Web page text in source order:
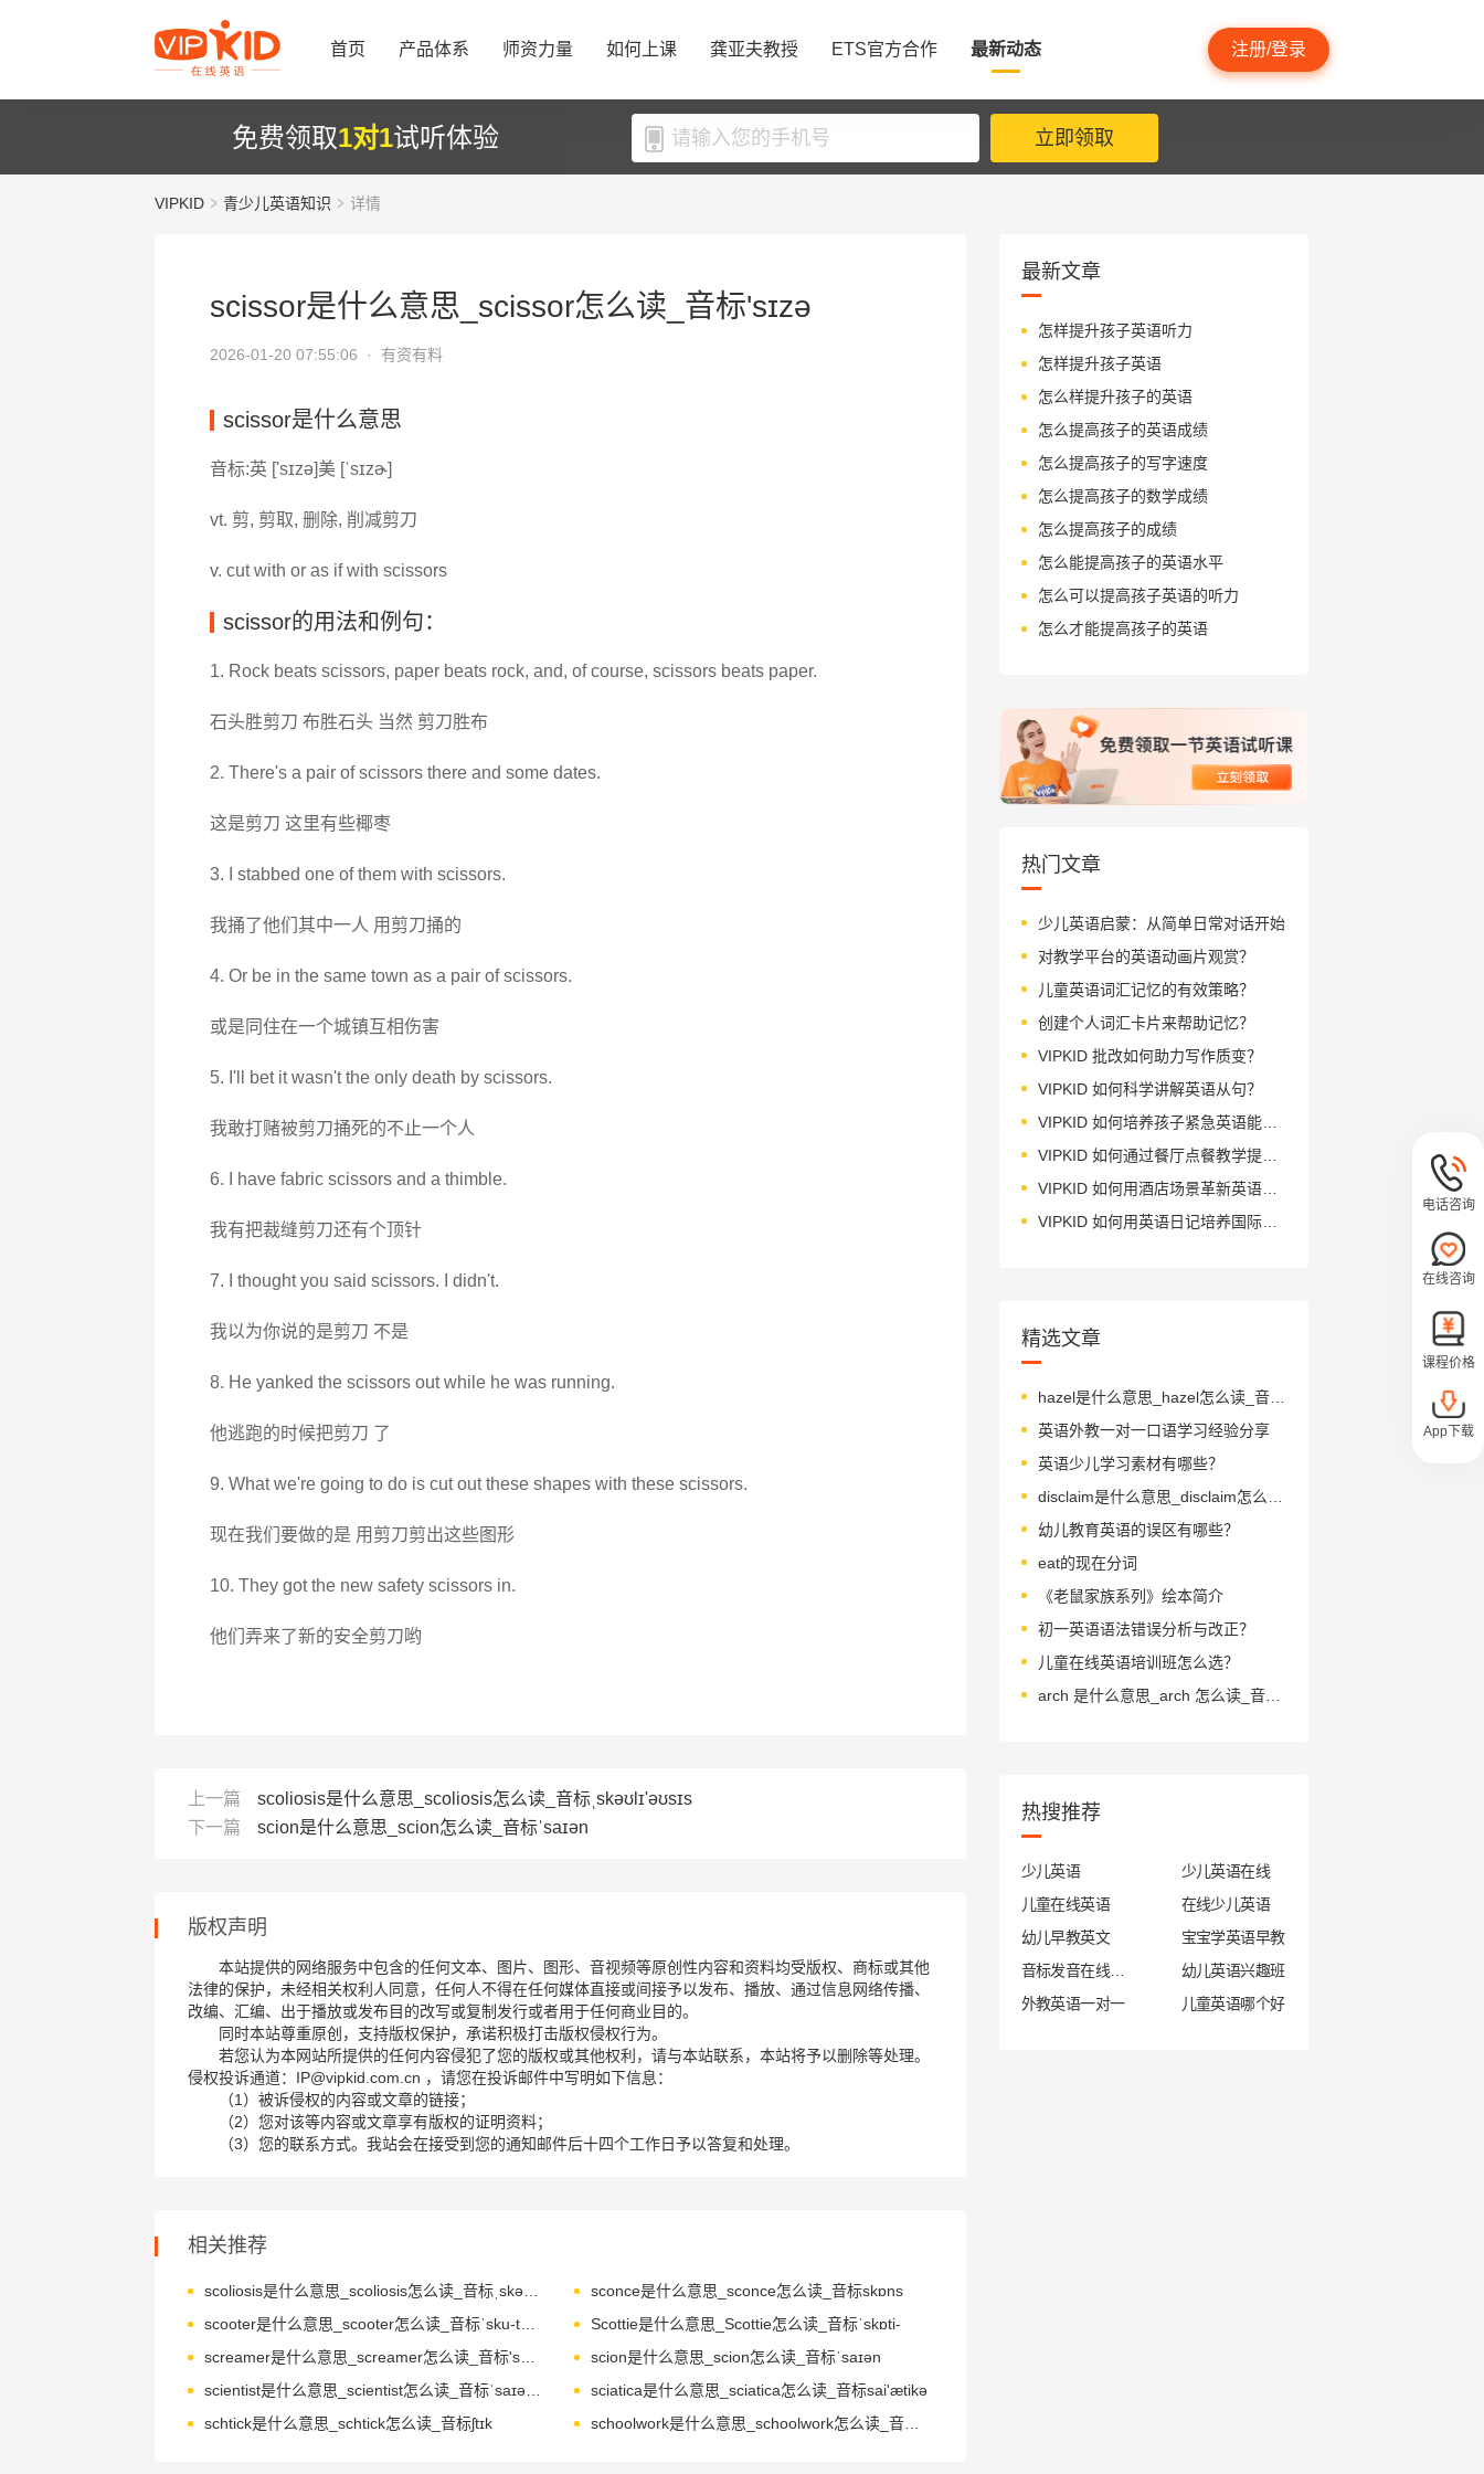
首页 产品体系 师资力量 如何上课 龚亚夫教授 ETS官方合作 最新动态 注册/登录
免费领取1对1试听体验 立即领取
VIPKID 青少儿英语知识 详情
scissor是什么意思_scissor怎么读_音标'sɪzə
2026-01-20 07:55:06 · 有资有料
scissor是什么意思
音标:英 ['sɪzə]美 [ˈsɪzɚ]
vt. 剪, 剪取, 删除, 削减剪刀
v. cut with or as if with scissors
scissor的用法和例句：
1. Rock beats scissors, paper beats rock, and, of course, scissors beats paper.
石头胜剪刀 布胜石头 当然 剪刀胜布
2. There's a pair of scissors there and some dates.
这是剪刀 这里有些椰枣
3. I stabbed one of them with scissors.
我捅了他们其中一人 用剪刀捅的
4. Or be in the same town as a pair of scissors.
或是同住在一个城镇互相伤害
5. I'll bet it wasn't the only death by scissors.
我敢打赌被剪刀捅死的不止一个人
6. I have fabric scissors and a thimble.
我有把裁缝剪刀还有个顶针
7. I thought you said scissors. I didn't.
我以为你说的是剪刀 不是
8. He yanked the scissors out while he was running.
他逃跑的时候把剪刀 了
9. What we're going to do is cut out these shapes with these scissors.
现在我们要做的是 用剪刀剪出这些图形
10. They got the new safety scissors in.
他们弄来了新的安全剪刀哟
上一篇
scoliosis是什么意思_scoliosis怎么读_音标ˌskəʊlɪ'əʊsɪs
下一篇
scion是什么意思_scion怎么读_音标ˈsaɪən
版权声明
本站提供的网络服务中包含的任何文本、图片、图形、音视频等原创性内容和资料均受版权、商标或其他
法律的保护，未经相关权利人同意，任何人不得在任何媒体直接或间接予以发布、播放、通过信息网络传播、
改编、汇编、出于播放或发布目的改写或复制发行或者用于任何商业目的。
同时本站尊重原创，支持版权保护，承诺积极打击版权侵权行为。
若您认为本网站所提供的任何内容侵犯了您的版权或其他权利，请与本站联系，本站将予以删除等处理。
侵权投诉通道：IP@vipkid.com.cn ，请您在投诉邮件中写明如下信息：
（1）被诉侵权的内容或文章的链接；
（2）您对该等内容或文章享有版权的证明资料；
（3）您的联系方式。我站会在接受到您的通知邮件后十四个工作日予以答复和处理。
相关推荐
scoliosis是什么意思_scoliosis怎么读_音标ˌskəʊlɪ'əʊsɪs
sconce是什么意思_sconce怎么读_音标skɒns
scooter是什么意思_scooter怎么读_音标ˈsku-tə(r)
Scottie是什么意思_Scottie怎么读_音标ˈskɒti-
screamer是什么意思_screamer怎么读_音标'skri-mə
scion是什么意思_scion怎么读_音标ˈsaɪən
scientist是什么意思_scientist怎么读_音标ˈsaɪəntɪst
sciatica是什么意思_sciatica怎么读_音标sai'ætikә
schtick是什么意思_schtick怎么读_音标ʃtɪk
schoolwork是什么意思_schoolwork怎么读_音标ˈsku-lˌwɜ-k
最新文章
怎样提升孩子英语听力
怎样提升孩子英语
怎么样提升孩子的英语
怎么提高孩子的英语成绩
怎么提高孩子的写字速度
怎么提高孩子的数学成绩
怎么提高孩子的成绩
怎么能提高孩子的英语水平
怎么可以提高孩子英语的听力
怎么才能提高孩子的英语
热门文章
少儿英语启蒙：从简单日常对话开始
对教学平台的英语动画片观赏？
儿童英语词汇记忆的有效策略？
创建个人词汇卡片来帮助记忆？
VIPKID 批改如何助力写作质变？
VIPKID 如何科学讲解英语从句？
VIPKID 如何培养孩子紧急英语能力？
VIPKID 如何通过餐厅点餐教学提升少儿英语应用能力？
VIPKID 如何用酒店场景革新英语教学？
VIPKID 如何用英语日记培养国际化人才？
精选文章
hazel是什么意思_hazel怎么读_音标'heɪzl
英语外教一对一口语学习经验分享
英语少儿学习素材有哪些？
幼儿教育英语的误区有哪些？
eat的现在分词
《老鼠家族系列》绘本简介
初一英语语法错误分析与改正？
儿童在线英语培训班怎么选？
arch 是什么意思_arch 怎么读_音标ɑ-tʃ
热搜推荐
少儿英语
少儿英语在线
儿童在线英语
在线少儿英语
幼儿早教英文
宝宝学英语早教
幼儿英语兴趣班
外教英语一对一
儿童英语哪个好
电话咨询
在线咨询
课程价格
App下载